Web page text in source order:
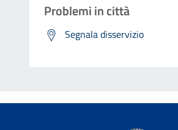
Problemi in città
Segnala disservizio